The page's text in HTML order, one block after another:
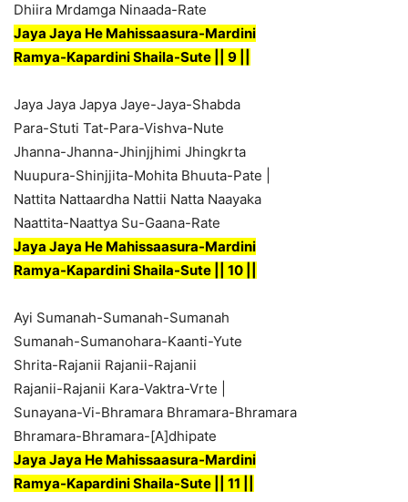
Dhiira Mrdamga Ninaada-Rate
Jaya Jaya He Mahissaasura-Mardini
Ramya-Kapardini Shaila-Sute || 9 ||
Jaya Jaya Japya Jaye-Jaya-Shabda
Para-Stuti Tat-Para-Vishva-Nute
Jhanna-Jhanna-Jhinjjhimi Jhingkrta
Nuupura-Shinjjita-Mohita Bhuuta-Pate |
Nattita Nattaardha Nattii Natta Naayaka
Naattita-Naattya Su-Gaana-Rate
Jaya Jaya He Mahissaasura-Mardini
Ramya-Kapardini Shaila-Sute || 10 ||
Ayi Sumanah-Sumanah-Sumanah
Sumanah-Sumanohara-Kaanti-Yute
Shrita-Rajanii Rajanii-Rajanii
Rajanii-Rajanii Kara-Vaktra-Vrte |
Sunayana-Vi-Bhramara Bhramara-Bhramara
Bhramara-Bhramara-[A]dhipate
Jaya Jaya He Mahissaasura-Mardini
Ramya-Kapardini Shaila-Sute || 11 ||